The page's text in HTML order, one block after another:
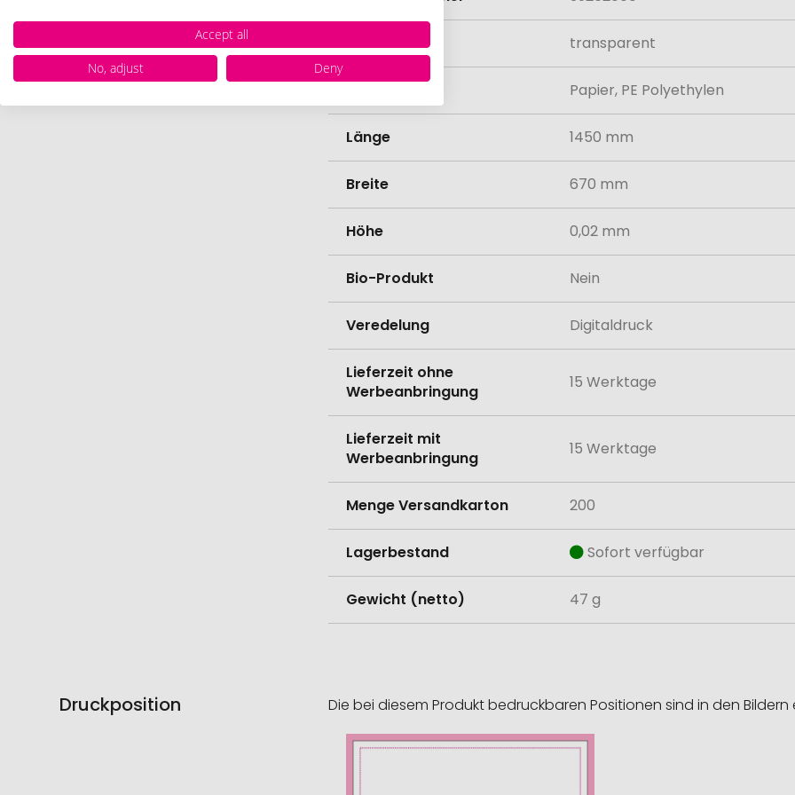
Farbe transparent
Papier, PE Polyethylen
Länge 1450 mm
Breite 670 mm
Höhe 0,02 mm
Bio-Produkt Nein
Veredelung Digitaldruck
Lieferzeit ohne
Werbeanbringung
15 Werktage
Lieferzeit mit
Werbeanbringung
15 Werktage
Menge Versandkarton 200
Lagerbestand Sofort verfügbar
Gewicht (netto) 47 g
Druckposition Die bei diesem Produkt bedruckbaren Positionen sind in den
Accept all
No, adjust
Deny